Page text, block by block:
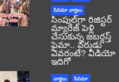
సినిమా వార్తలు
సింపుల్‌గా రిజిస్టర్‌
మ్యారేజ్ పెళ్లి
చేసుకున్న జబర్దస్త్
ఫైమా.. వరుడు
ఎవరంటే? వీడియో
ఇదిగో
వార్తలు సినిమా